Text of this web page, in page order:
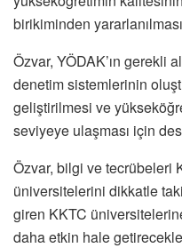
birikiminden
Özvar, YÖDAK’ın gerekli
denetim sistemlerinin
geliştirilmesi ve
seviyeye ulaşması için
Özvar, bilgi ve tecrübeleri
üniversitelerini dikkatle
giren KKTC
daha etkin hale